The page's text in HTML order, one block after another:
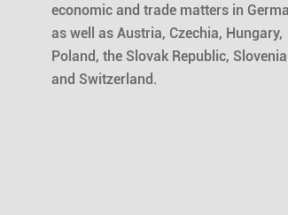
economic and trade matters in
as well as Austria, Czechia, Hungary,
Poland, the Slovak Republic, Slovenia
and Switzerland.